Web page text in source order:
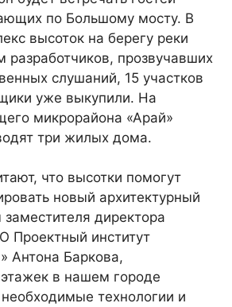
по Боль­шому мосту. В
высоток на берегу реки
прозвучавших
слушаний, 15 участков
уже выкупили. На
микрорайона «Арай»
три жилых дома.
что высотки помогут
новый архитектурный
директора
Проектный институт
Антона Баркова,
в нашем городе
необходимые технологии и